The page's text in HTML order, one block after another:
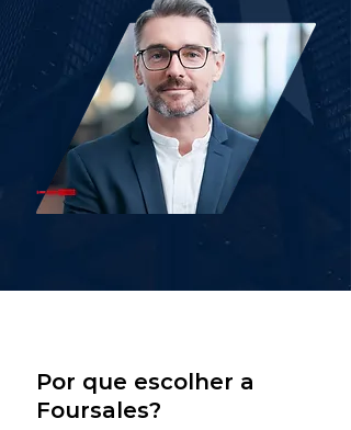
Por que escolher a
Foursales?